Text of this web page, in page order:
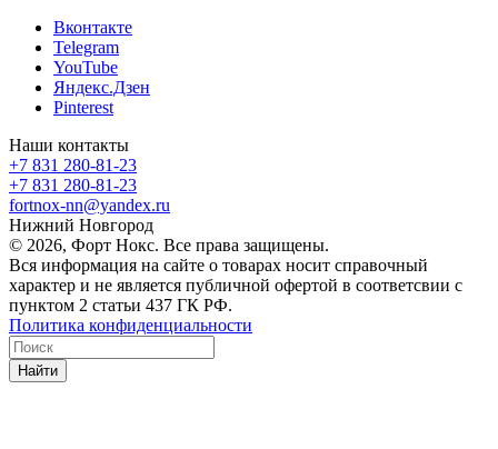
Вконтакте
Telegram
YouTube
Яндекс.Дзен
Pinterest
Наши контакты
+7 831 280-81-23
+7 831 280-81-23
fortnox-nn@yandex.ru
Нижний Новгород
© 2026, Форт Нокс. Все права защищены.
Вся информация на сайте о товарах носит справочный
характер и не является публичной офертой в соответсвии с
пунктом 2 статьи 437 ГК РФ.
Политика конфиденциальности
Найти